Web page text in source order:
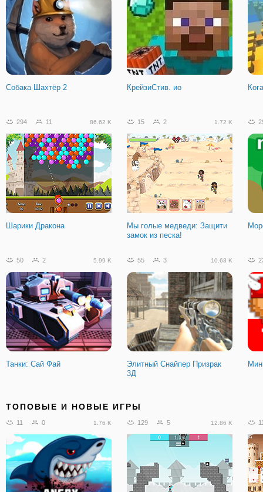
Собака Шахтёр 2 КрейзиСтив. ио
294 11 86.62 K
Шарики Дракона
15 2 1.72 K
Мы голые медведи: Защити
замок из песка!
50 2 5.99 K
Танки: Сай Фай
55 3 10.63 K
Элитный Снайпер Призрак
3Д
ТОПОВЫЕ И НОВЫЕ ИГРЫ
11 0 1.76 K 129 5 12.86 K